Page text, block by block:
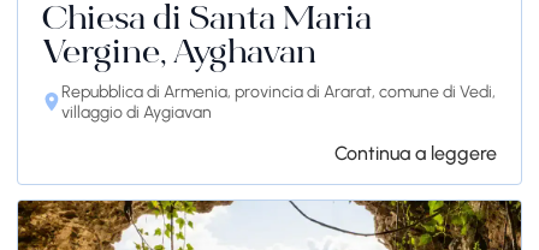
Chiesa di Santa Maria
Vergine, Ayghavan
Repubblica di Armenia, provincia di Ararat, comune di Vedi,
villaggio di Aygiavan
Continua a leggere